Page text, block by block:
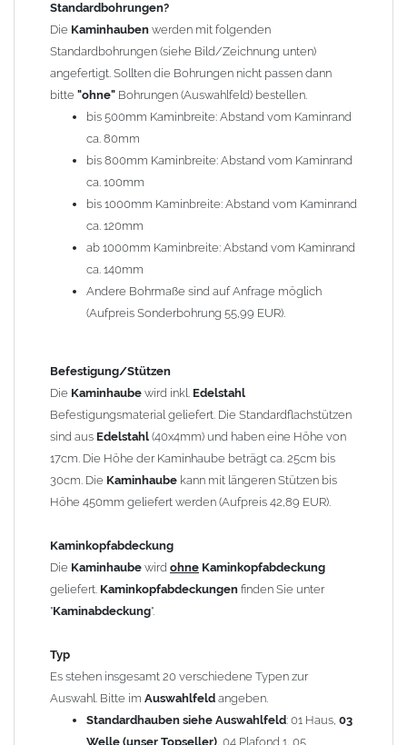
Kaminkopfabdeckung
Kaminhaubewirdohne Kaminkopfabdeckung
Kaminkopfabdeckungenfinden Sie unter "Kaminabdeckung
Es stehen insgesamt 20 verschiedene Typen zur Auswahl. Bitte
Auswahlfeldangeben.
Standardhauben siehe Auswahlfeld: 01 Haus,03 Welle
(unser Topseller)
Laube, 13 Schwalbe, 14 Sattel Welle, 15 Welle 90° gedreht,
17 Dach, 18 Plafond 2, 19 S-Line, 20 Pult
Typ 07 (Welle hoch) und 08 (Doppel Welle) haben einen
Aufpreis von 20% (bitte anfragen - Bestellung nicht über
Shop möglich).
Die Typen 02 (Bogen), 06 (Krempe), 09 (Pagode), 10
1,5mm hergestellt (Preis auf Anfrage = ca. 2-3-fache vom
1,5mm Standardpreis)
allgemeine Informationen:
Ab einer Kaminlängevon 1200mm werden 6
Kaminstützengeliefert.
Bei der Kombination mitWetterfahneundKaminbreite
angefertigt.
DieKaminhaubekann mitklappbaren Stützen
für 4 Stützen = 96,89 EUR, Länge ab 1200mm 6 Stützen =
145,39 EUR) geliefert werden.
Ihrem zuständigen
Hinweis: FürKaminhaubenundKaminabdeckungenkönnen wir
Standardbohrungen?
Die Kaminhauben werden mit folgenden
Standardbohrungen (siehe Bild/Zeichnung unten)
angefertigt. Sollten die Bohrungen nicht passen dann
bitte "ohne" Bohrungen (Auswahlfeld) bestellen.
bis 500mm Kaminbreite: Abstand vom Kaminrand
ca. 80mm
bis 800mm Kaminbreite: Abstand vom Kaminrand
ca. 100mm
bis 1000mm Kaminbreite: Abstand vom Kaminrand
ca. 120mm
ab 1000mm Kaminbreite: Abstand vom Kaminrand
ca. 140mm
Andere Bohrmaße sind auf Anfrage möglich
(Aufpreis Sonderbohrung 55,99 EUR).
Befestigung/Stützen
Die Kaminhaube wird inkl. Edelstahl
Befestigungsmaterial geliefert. Die Standardflachstützen
sind aus Edelstahl (40x4mm) und haben eine Höhe von
17cm. Die Höhe der Kaminhaube beträgt ca. 25cm bis
30cm. Die Kaminhaube kann mit längeren Stützen bis
Höhe 450mm geliefert werden (Aufpreis 42,89 EUR).
Kaminkopfabdeckung
Die Kaminhaube wird ohne Kaminkopfabdeckung
geliefert. Kaminkopfabdeckungen finden Sie unter
"Kaminabdeckung".
Typ
Es stehen insgesamt 20 verschiedene Typen zur
Auswahl. Bitte im Auswahlfeld angeben.
Standardhauben siehe Auswahlfeld: 01 Haus, 03
Welle (unser Topseller), 04 Plafond 1, 05